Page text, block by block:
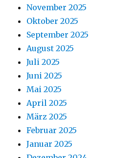
November 2025
Oktober 2025
September 2025
August 2025
Juli 2025
Juni 2025
Mai 2025
April 2025
März 2025
Februar 2025
Januar 2025